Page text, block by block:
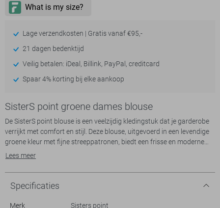
Lage verzendkosten | Gratis vanaf €95,-
21 dagen bedenktijd
Veilig betalen: iDeal, Billink, PayPal, creditcard
Spaar 4% korting bij elke aankoop
SisterS point groene dames blouse
De SisterS point blouse is een veelzijdig kledingstuk dat je garderobe
verrijkt met comfort en stijl. Deze blouse, uitgevoerd in een levendige
groene kleur met fijne streeppatronen, biedt een frisse en moderne
look. De regular fit pasvorm zorgt voor een soepele, losse uitstraling
polyester, 7% viscose en 3% elastaan, combineert deze blouse
duurzaamheid met precies genoeg stretch voor een aangenaam
draagcomfort.
Lees meer
Specificaties
Merk
Sisters point